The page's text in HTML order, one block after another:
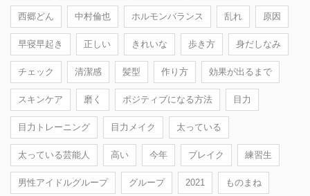
西郷どん 中村倫也 ホルモンバランス 乱れ 原因
早寝早起き 正しい きれいな 歩き方 身だしなみ
チェック 清潔感 髪型 作り方 効果が出るまで
スキンケア 磨く ポジティブになる方法 目力
目力トレーニング 目力メイク 太っている
太っている芸能人 高い 今年 ブレイク 練習生
男性アイドルグループ グループ 2021 ものまね